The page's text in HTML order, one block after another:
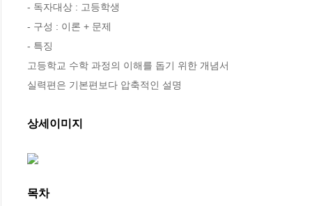
- 독자대상 : 고등학생
- 구성 : 이론 + 문제
- 특징
고등학교 수학 과정의 이해를 돕기 위한 개념서
실력편은 기본편보다 압축적인 설명
상세이미지
목차